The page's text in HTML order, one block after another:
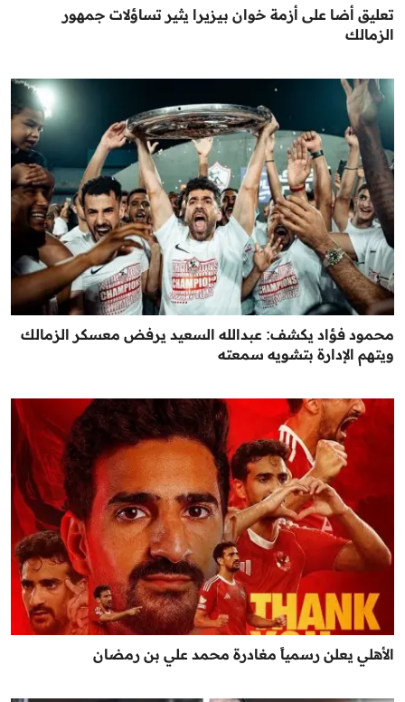
تعليق أضا على أزمة خوان بيزيرا يثير تساؤلات جمهور
الزمالك
محمود فؤاد يكشف: عبدالله السعيد يرفض معسكر الزمالك
ويتهم الإدارة بتشويه سمعته
الأهلي يعلن رسمياً مغادرة محمد علي بن رمضان